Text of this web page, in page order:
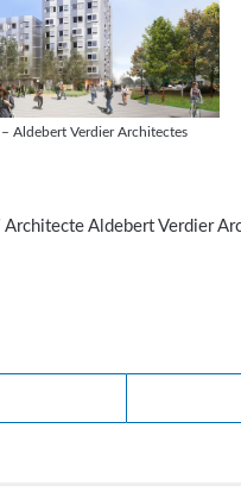
Aldebert Verdier Architectes
Aldebert Verdier